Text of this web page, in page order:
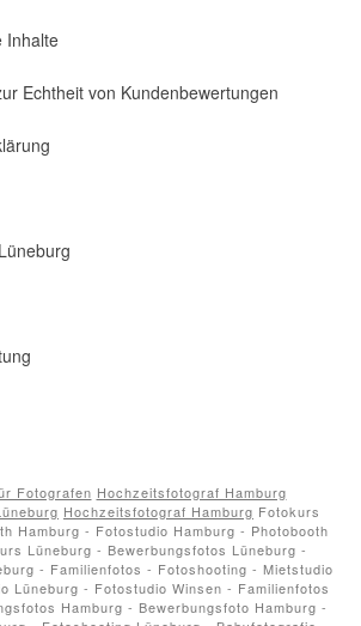
Inhalte
Echtheit von Kundenbewertungen
Fotografen Hochzeitsfotograf Hamburg
Hochzeitsfotograf Hamburg Fotokurs
Hamburg - Fotostudio Hamburg - Photobooth
Lüneburg - Bewerbungsfotos Lüneburg -
- Familienfotos - Fotoshooting - Mietstudio
Lüneburg - Fotostudio Winsen - Familienfotos
Hamburg - Bewerbungsfoto Hamburg -